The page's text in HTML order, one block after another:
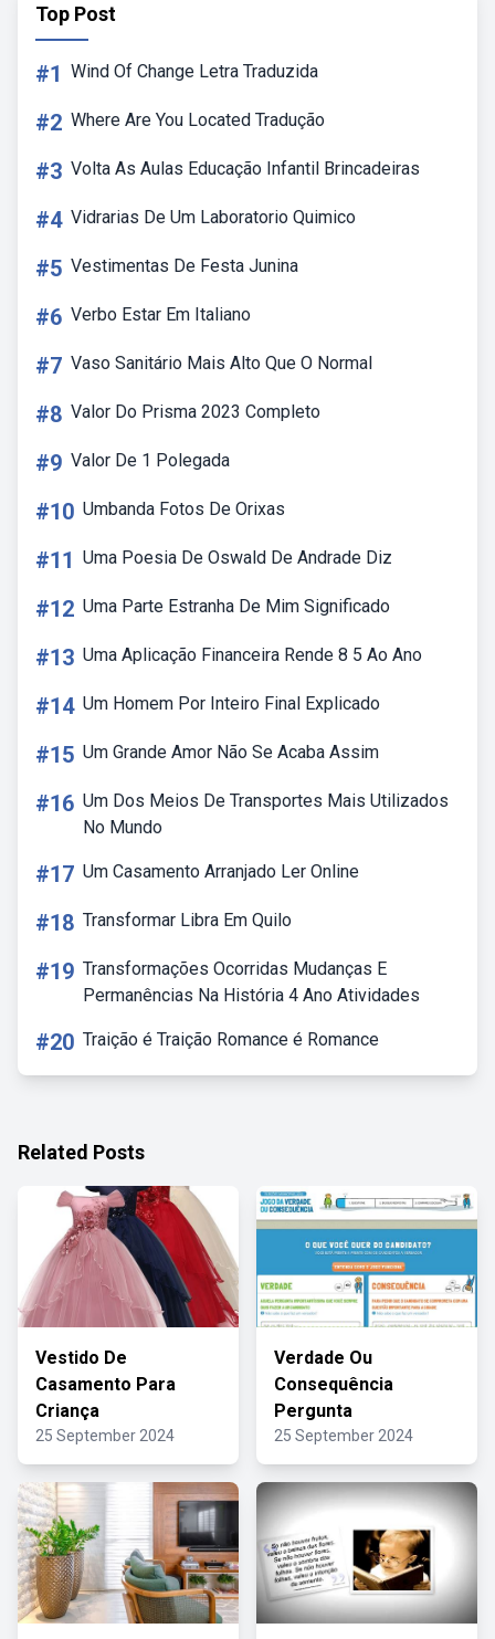
Top Post
#1 Wind Of Change Letra Traduzida
#2 Where Are You Located Tradução
#3 Volta As Aulas Educação Infantil Brincadeiras
#4 Vidrarias De Um Laboratorio Quimico
#5 Vestimentas De Festa Junina
#6 Verbo Estar Em Italiano
#7 Vaso Sanitário Mais Alto Que O Normal
#8 Valor Do Prisma 2023 Completo
#9 Valor De 1 Polegada
#10 Umbanda Fotos De Orixas
#11 Uma Poesia De Oswald De Andrade Diz
#12 Uma Parte Estranha De Mim Significado
#13 Uma Aplicação Financeira Rende 8 5 Ao Ano
#14 Um Homem Por Inteiro Final Explicado
#15 Um Grande Amor Não Se Acaba Assim
#16 Um Dos Meios De Transportes Mais Utilizados
No Mundo
#17 Um Casamento Arranjado Ler Online
#18 Transformar Libra Em Quilo
#19 Transformações Ocorridas Mudanças E
Permanências Na História 4 Ano Atividades
#20 Traição é Traição Romance é Romance
Related Posts
Vestido De
Casamento Para
Criança
25 September 2024
Verdade Ou
Consequência
Pergunta
25 September 2024